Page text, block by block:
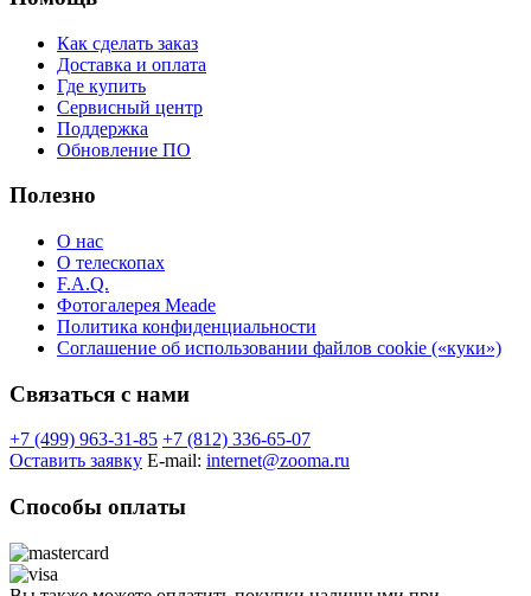
Как сделать заказ
Доставка и оплата
Где купить
Сервисный центр
Поддержка
Обновление ПО
Полезно
О нас
О телескопах
F.A.Q.
Фотогалерея Meade
Политика конфиденциальности
Соглашение об использовании файлов cookie («куки»)
Связаться с нами
+7 (499) 963-31-85 +7 (812) 336-65-07
Оставить заявку E-mail: internet@zooma.ru
Способы оплаты